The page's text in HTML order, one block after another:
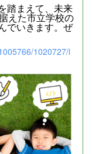
踏まえて、未来
えた市立学校の
でいきます。ぜ
1020727/i